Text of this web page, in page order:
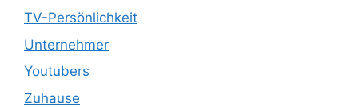
TV-Persönlichkeit
Unternehmer
Youtubers
Zuhause